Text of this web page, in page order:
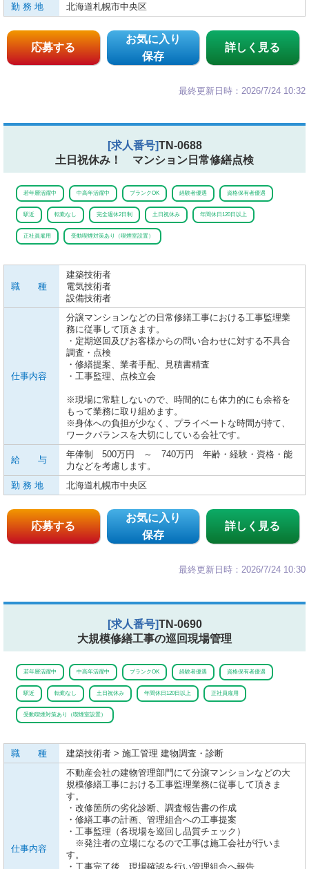
勤 務 地
北海道札幌市中央区
応募する
お気に入り
保存
詳しく見る
最終更新日時：2026/7/24 10:32
[求人番号]TN-0688
土日祝休み！ マンション日常修繕点検
若年層活躍中 中高年活躍中 ブランクOK 経験者優遇 資格保有者優遇
駅近 転勤なし 完全週休2日制 土日祝休み 年間休日120日以上
正社員雇用 受動喫煙対策あり（喫煙室設置）
職 種
建築技術者
電気技術者
設備技術者
仕事内容
分譲マンションなどの日常修繕工事における工事監理業
務に従事して頂きます。
・定期巡回及びお客様からの問い合わせに対する不具合
調査・点検
・修繕提案、業者手配、見積書精査
・工事監理、点検立会
※現場に常駐しないので、時間的にも体力的にも余裕を
もって業務に取り組めます。
※身体への負担が少なく、プライベートな時間が持て、
ワークバランスを大切にしている会社です。
給 与
年俸制 500万円 ～ 740万円 年齢・経験・資格・能
力などを考慮します。
勤 務 地
北海道札幌市中央区
応募する
お気に入り
保存
詳しく見る
最終更新日時：2026/7/24 10:30
[求人番号]TN-0690
大規模修繕工事の巡回現場管理
若年層活躍中 中高年活躍中 ブランクOK 経験者優遇 資格保有者優遇
駅近 転勤なし 土日祝休み 年間休日120日以上 正社員雇用
受動喫煙対策あり（喫煙室設置）
職 種 建築技術者 > 施工管理 建物調査・診断
仕事内容
不動産会社の建物管理部門にて分譲マンションなどの大
規模修繕工事における工事監理業務に従事して頂きま
す。
・改修箇所の劣化診断、調査報告書の作成
・修繕工事の計画、管理組合への工事提案
・工事監理（各現場を巡回し品質チェック）
※発注者の立場になるので工事は施工会社が行いま
す。
・工事完了後、現場確認を行い管理組合へ報告